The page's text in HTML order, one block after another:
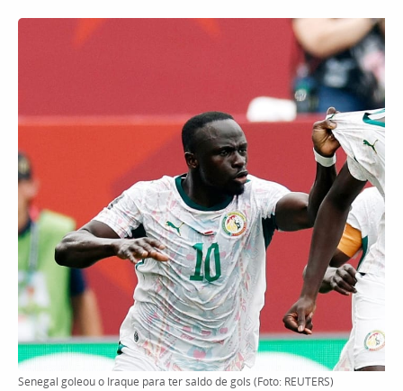
Senegal goleou o Iraque para ter saldo de gols (Foto: REUTERS)